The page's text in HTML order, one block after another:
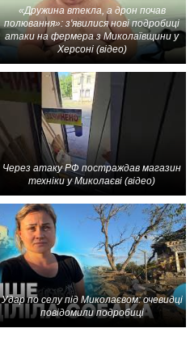
«Дружина втекла, а дрон почав
полювання»: з'явилися нові подробиці
атаки на фермера з Миколаївщини у
Херсоні (відео)
Через атаку РФ постраждав магазин
техніки у Миколаєві (відео)
Удар по селу під Миколаєвом: очевидці
повідомили подробиці